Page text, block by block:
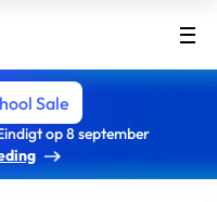
Sale
op 8 september